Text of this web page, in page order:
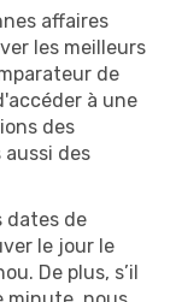
affaires
les meilleurs
de
à une
des
des
dates de
le jour le
De plus, s’il